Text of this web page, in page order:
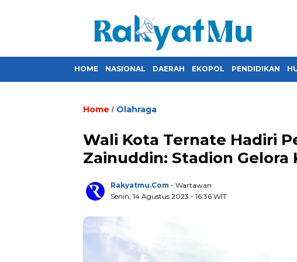
HOME NASIONAL DAERAH EKOPOL PENDIDIKAN
Home / Olahraga
Wali Kota Ternate Hadiri
Zainuddin: Stadion Gelora
Rakyatmu.com - Wartawan
Senin, 14 Agustus 2023 - 16:36 WIT